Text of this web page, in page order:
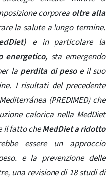
corporea oltre alla
la salute a lungo termine.
e in particolare la
energetico, sta emergendo
la perdita di pesoe il suo
I risultati del precedente
(PREDIMED) che
calorica nella MedDiet
il fatto cheMedDiet a ridotto
essere un approccio
e la prevenzione delle
una revisione di 18 studi di